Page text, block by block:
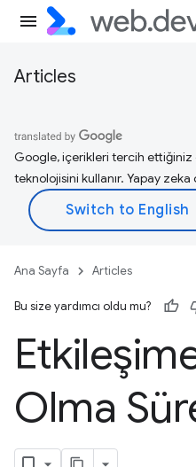
Articles
Google, içerikleri tercih
teknolojisini kullanır. Yapay
Ana Sayfa Articles
Bu size yardımcı oldu mu?
Olma